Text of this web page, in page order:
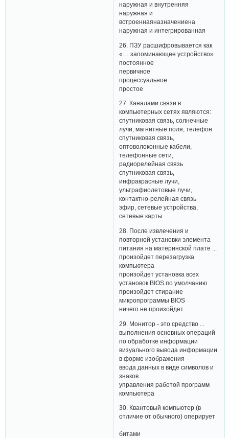
наружная и внутренняя
наружная и
встроеннаяназначениена
наружная и интегрированная
26. ПЗУ расшифровывается как
«… запоминающее устройство»
постоянное
первичное
процессуальное
простое
27. Каналами связи в
компьютерных сетях являются:
спутниковая связь, солнечные
лучи, магнитные поля, телефон
спутниковая связь,
оптоволоконные кабели,
телефонные сети,
радиорелейная связь
спутниковая связь,
инфракрасные лучи,
ультрафиолетовые лучи,
контактно-релейная связь
эфир, сетевые устройства,
сетевые карты
28. После извлечения и
повторной установки элемента
питания на материнской плате ...
произойдет перезагрузка
компьютера
произойдет установка всех
установок BIOS по умолчанию
произойдет стирание
микропрограммы BIOS
ничего не произойдет
29. Монитор - это средство ...
выполнения основных операций
по обработке информации
визуального вывода информации
в форме изображения
ввода данных в виде символов и
знаков
управления работой программ
компьютера
30. Квантовый компьютер (в
отличие от обычного) оперирует
битами